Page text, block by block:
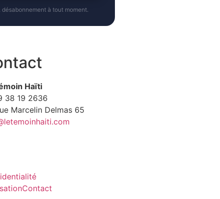
désabonnement à tout moment.
Haïti
38 19 2636
Marcelin Delmas 65
Contact